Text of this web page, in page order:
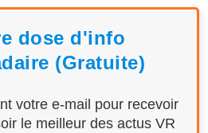
dose d'info
(Gratuite)
votre e-mail pour recevoir
le meilleur des actus VR